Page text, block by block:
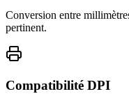
Conversion entre
pertinent.
Compatibilité DPI